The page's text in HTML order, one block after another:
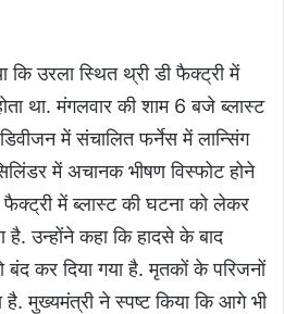
कि उरला स्थित थ्री डी फैक्ट्री में
था. मंगलवार की शाम 6 बजे ब्लास्ट
में संचालित फर्नेस में लान्सिंग
में अचानक भीषण विस्फोट होने
में ब्लास्ट की घटना को लेकर
है. उन्होंने कहा कि हादसे के बाद
बंद कर दिया गया है. मृतकों के परिजनों
है. मुख्यमंत्री ने स्पष्ट किया कि आगे भी